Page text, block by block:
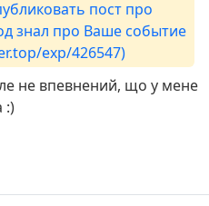
пост про
знал про Ваше событие
exp/426547)
не впевнений, що у мене
:)